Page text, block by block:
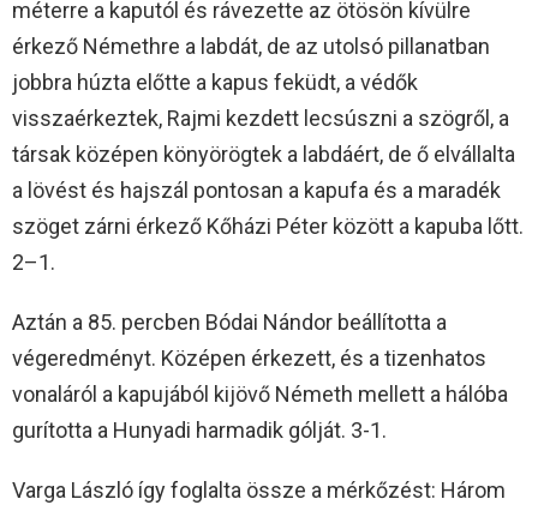
méterre a kaputól és rávezette az ötösön kívülre
érkező Némethre a labdát, de az utolsó pillanatban
jobbra húzta előtte a kapus feküdt, a védők
visszaérkeztek, Rajmi kezdett lecsúszni a szögről, a
társak középen könyörögtek a labdáért, de ő elvállalta
a lövést és hajszál pontosan a kapufa és a maradék
szöget zárni érkező Kőházi Péter között a kapuba lőtt.
2–1.
Aztán a 85. percben Bódai Nándor beállította a
végeredményt. Középen érkezett, és a tizenhatos
vonaláról a kapujából kijövő Németh mellett a hálóba
gurította a Hunyadi harmadik gólját. 3-1.
Varga László így foglalta össze a mérkőzést: Három